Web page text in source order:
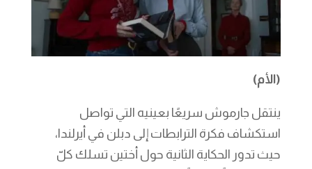
(الأم)
ينتقل جارموش سريعًا بعينيه التي تواصل
استكشاف فكرة الترابطات إلى دبلن في أيرلندا،
حيث تدور الحكاية الثانية حول أختين تسلك كلّ